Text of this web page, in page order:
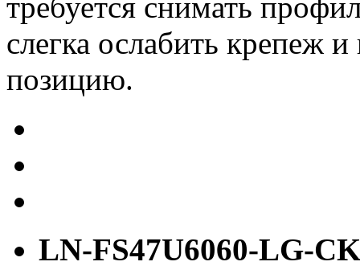
слегка ослабить крепеж
позицию.
LN-FS47U6060-LG-